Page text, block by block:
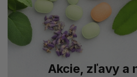
Akcie, zľavy a